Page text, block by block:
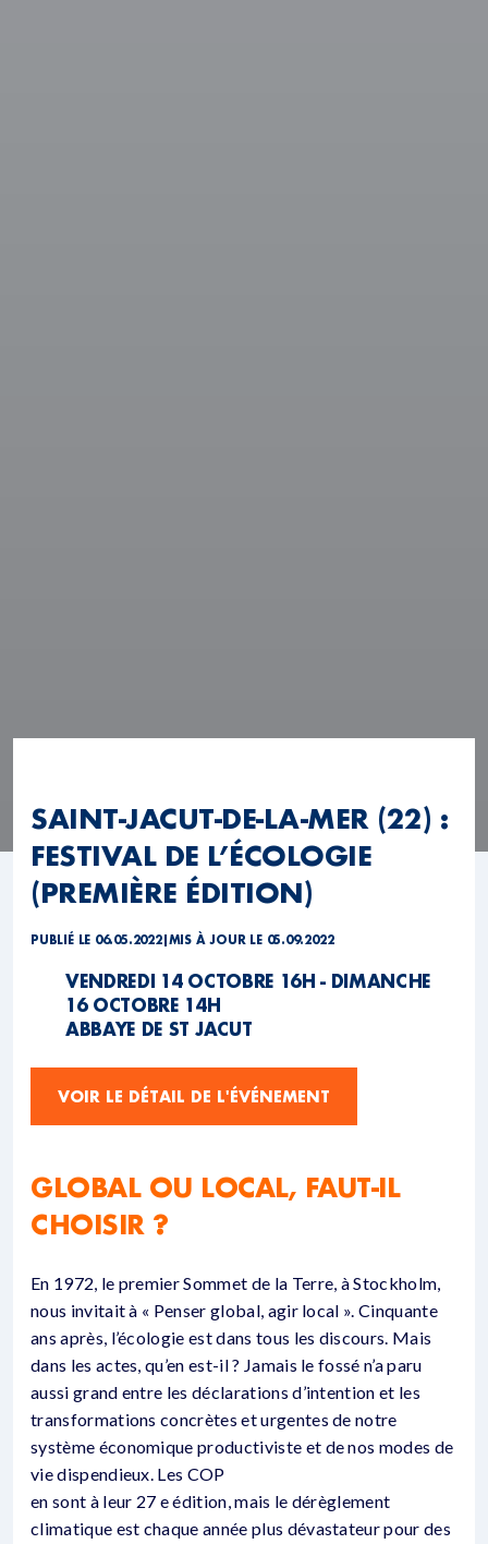
SAINT-JACUT-DE-LA-MER (22) :
FESTIVAL DE L’ÉCOLOGIE
(PREMIÈRE ÉDITION)
PUBLIÉ LE 06.05.2022| MIS À JOUR LE 05.09.2022
VENDREDI 14 OCTOBRE 16H - DIMANCHE
16 OCTOBRE 14H
ABBAYE DE ST JACUT
VOIR LE DÉTAIL DE L'ÉVÉNEMENT
GLOBAL OU LOCAL, FAUT-IL
CHOISIR ?
En 1972, le premier Sommet de la Terre, à Stockholm,
nous invitait à « Penser global, agir local ». Cinquante
ans après, l’écologie est dans tous les discours. Mais
dans les actes, qu’en est-il ? Jamais le fossé n’a paru
aussi grand entre les déclarations d’intention et les
transformations concrètes et urgentes de notre
système économique productiviste et de nos modes de
vie dispendieux. Les COP
en sont à leur 27 e édition, mais le dérèglement
climatique est chaque année plus dévastateur pour des